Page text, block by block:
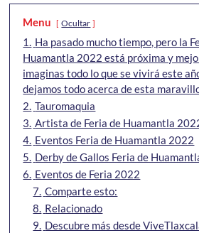
Menu Ocultar
1. Ha pasado mucho tiempo, pero la
Huamantla 2022 está próxima y
imaginas todo lo que se vivirá este
dejamos todo acerca de esta
2. Tauromaquia
3. Artista de Feria de Huamantla
4. Eventos Feria de Huamantla 2022
5. Derby de Gallos Feria de
6. Eventos de Feria 2022
7. Comparte esto:
8. Relacionado
9. Descubre más desde